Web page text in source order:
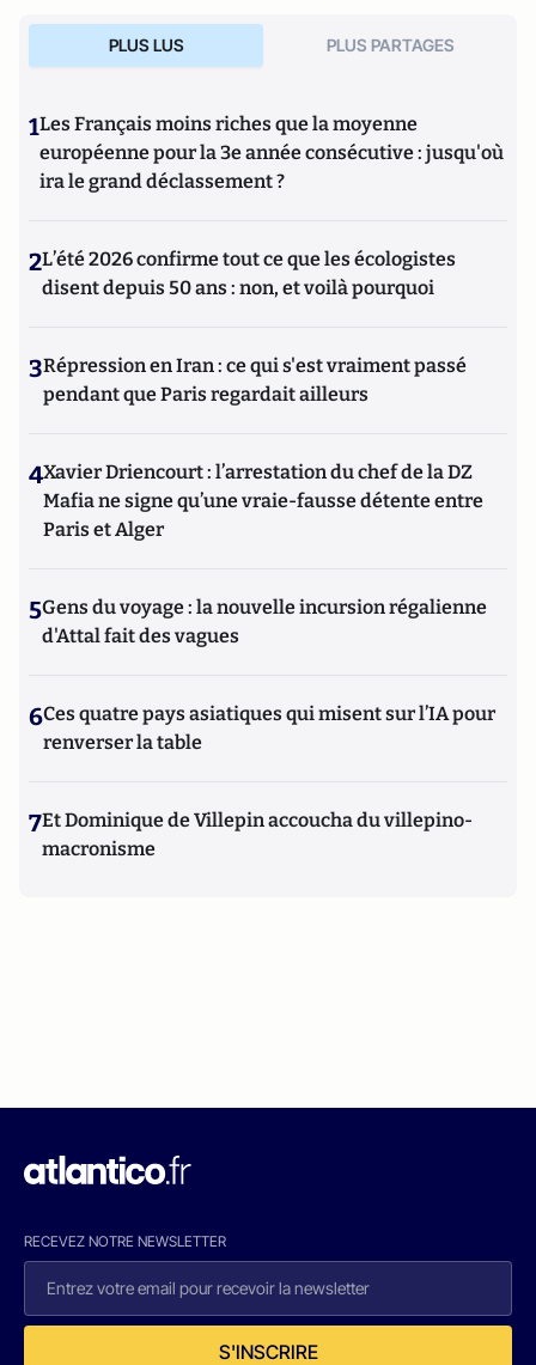
PLUS LUS PLUS PARTAGES
1Les Français moins riches que la moyenne
européenne pour la 3e année consécutive : jusqu'où
ira le grand déclassement ?
2L’été 2026 confirme tout ce que les écologistes
disent depuis 50 ans : non, et voilà pourquoi
3Répression en Iran : ce qui s'est vraiment passé
pendant que Paris regardait ailleurs
4Xavier Driencourt : l’arrestation du chef de la DZ
Mafia ne signe qu’une vraie-fausse détente entre
Paris et Alger
5Gens du voyage : la nouvelle incursion régalienne
d'Attal fait des vagues
6Ces quatre pays asiatiques qui misent sur l’IA pour
renverser la table
7Et Dominique de Villepin accoucha du villepino-
macronisme
RECEVEZ NOTRE NEWSLETTER
S'INSCRIRE